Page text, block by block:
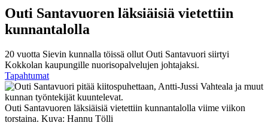
Outi Santavuoren läksiäisiä vietettiin
kunnantalolla
20 vuotta Sievin kunnalla töissä ollut Outi Santavuori siirtyi
Kokkolan kaupungille nuorisopalvelujen johtajaksi.
Tapahtumat
Outi Santavuoren läksiäisiä vietettiin kunnantalolla viime viikon
torstaina. Kuva: Hannu Tölli